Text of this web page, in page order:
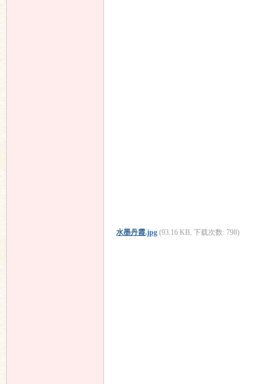
水墨丹霞.jpg (93.16 KB, 下载次数: 798)